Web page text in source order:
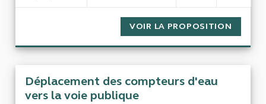
VOIR LA PROPOSITION
Déplacement des compteurs d'eau
vers la voie publique